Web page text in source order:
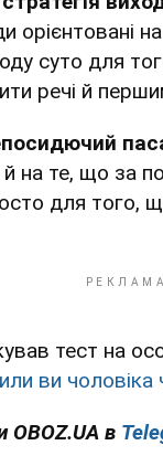
орієнтовані
суто для
речі й
на те, що за
для того,
тест на
ви чоловіка
OBOZ.UA в